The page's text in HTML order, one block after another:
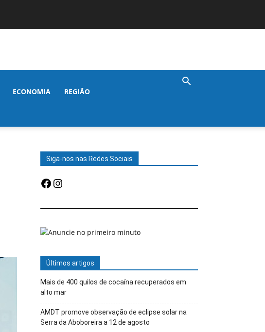
ECONOMIA REGIÃO
Siga-nos nas Redes Sociais
Facebook
Instagram
Últimos artigos
Mais de 400 quilos de cocaína recuperados em
alto mar
AMDT promove observação de eclipse solar na
Serra da Aboboreira a 12 de agosto